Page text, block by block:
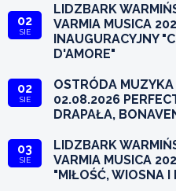
02
SIE
LIDZBARK
VARMIA MUSICA
INAUGURACYJNY
D'AMORE"
02
SIE
OSTRÓDA
02.08.2026
DRAPAŁA,
03
SIE
LIDZBARK
VARMIA MUSICA
"MIŁOŚĆ, WIOSNA I